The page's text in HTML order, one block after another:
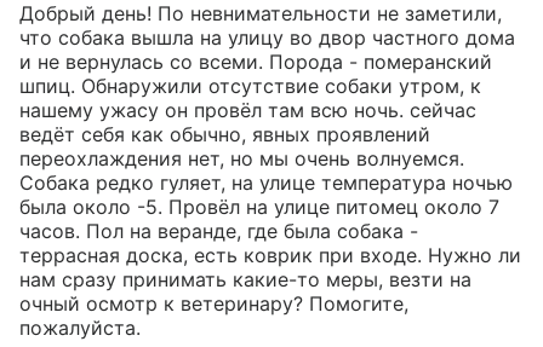
Добрый день! По невнимательности не заметили,
что собака вышла на улицу во двор частного дома
и не вернулась со всеми. Порода - померанский
шпиц. Обнаружили отсутствие собаки утром, к
нашему ужасу он провёл там всю ночь. сейчас
ведёт себя как обычно, явных проявлений
переохлаждения нет, но мы очень волнуемся.
Собака редко гуляет, на улице температура ночью
была около -5. Провёл на улице питомец около 7
часов. Пол на веранде, где была собака -
террасная доска, есть коврик при входе. Нужно ли
нам сразу принимать какие-то меры, везти на
очный осмотр к ветеринару? Помогите,
пожалуйста.